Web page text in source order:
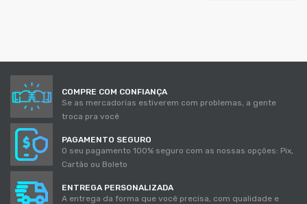
COMPRE COM CONFIANÇA
Se as mercadorias estiverem com problemas, a gente
troca pra você
PAGAMENTO SEGURO
O seu pagamento 100% seguro com as nossas opções: Pix,
Cartão ou Boleto
ENTREGA PERSONALIZADA
A entrega da forma que você precisa, com qualidade e